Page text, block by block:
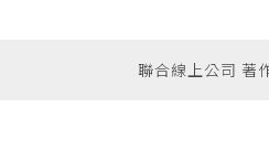
聯合線上公司 著